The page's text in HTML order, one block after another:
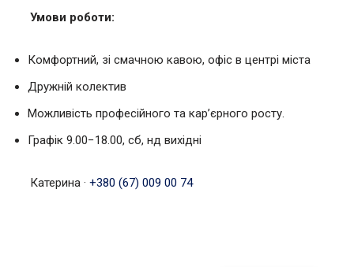
Умови роботи:
Комфортний, зі смачною кавою, офіс в центрі міста
Дружній колектив
Можливість професійного та кар’єрного росту.
Графік 9.00−18.00, сб, нд вихідні
Катерина· +380 (67) 009 00 74